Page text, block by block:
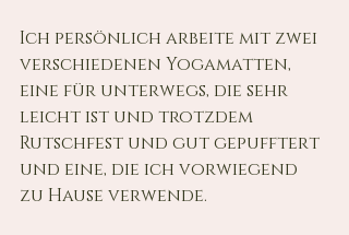
Ich persönlich arbeite mit zwei
verschiedenen Yogamatten,
eine für unterwegs, die sehr
leicht ist und trotzdem
Rutschfest und gut gepufftert
und eine, die ich vorwiegend
zu Hause verwende.